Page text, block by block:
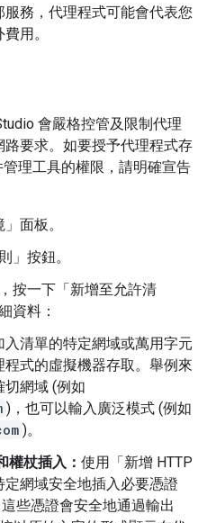
務，代理程式可能會代表您
用。
會嚴格控管及限制代理
要求。如要授予代理程式存
理工具的權限，請明確宣告
面板。
」 按鈕。
按一下「新增至允許清
資料：
入清單的特定網域或萬用字元
式的虛擬機器存取。舉例來
網域 (例如
)，也可以輸入廣泛模式 (例如
)。
權杖插入： 使用「新增 HTTP
定網域安全地插入必要憑證
些憑證會安全地通過輸出